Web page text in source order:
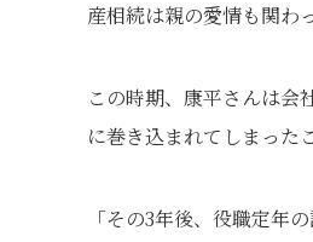
産相続は親の愛情も関わ
この時期、康平さんは会
に巻き込まれてしまった
「その3年後、役職定年